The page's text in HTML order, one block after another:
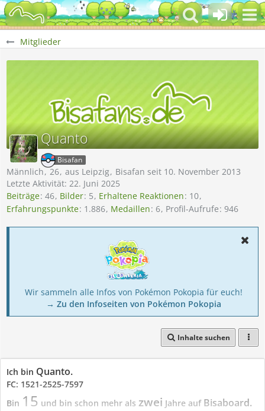
Mitglieder
Quanto
Bisafan
Männlich 26 aus Leipzig Bisafan seit 10. November 2013
Letzte Aktivität: 22. Juni 2025
Beiträge 46 Bilder 5 Erhaltene Reaktionen 10
Erfahrungspunkte 1.886 Medaillen 6 Profil-Aufrufe 946
Wir sammeln alle Infos von Pokémon Pokopia für euch!
→ Zu den Infoseiten von Pokémon Pokopia
Inhalte suchen
Ich bin Quanto.
FC: 1521-2525-7597
Bin 15 und bin schon mehr als zwei Jahre auf Bisaboard.